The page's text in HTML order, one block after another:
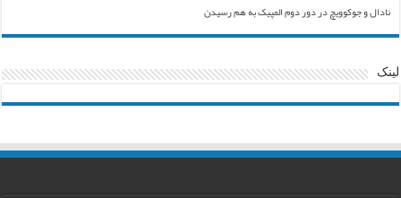
نادال و جوکوویچ در دور دوم المپیک به هم رسیدن
لینک